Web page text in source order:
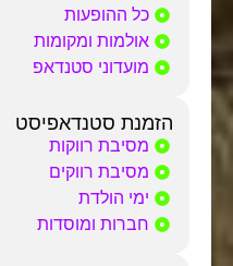
כל ההופעות
אולמות ומקומות
מועדוני סטנדאפ
הזמנת סטנדאפיסט
מסיבת רווקות
מסיבת רווקים
ימי הולדת
חברות ומוסדות